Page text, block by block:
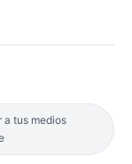
a tus medios